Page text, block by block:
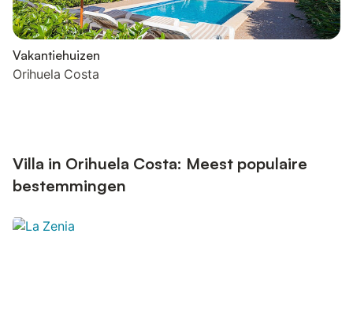
Vakantiehuizen
Orihuela Costa
Villa in Orihuela Costa: Meest populaire
bestemmingen